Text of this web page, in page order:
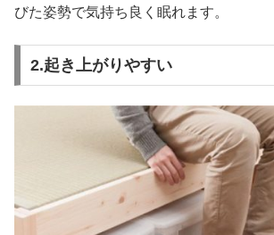
びた姿勢で気持ち良く眠れます。
2.起き上がりやすい